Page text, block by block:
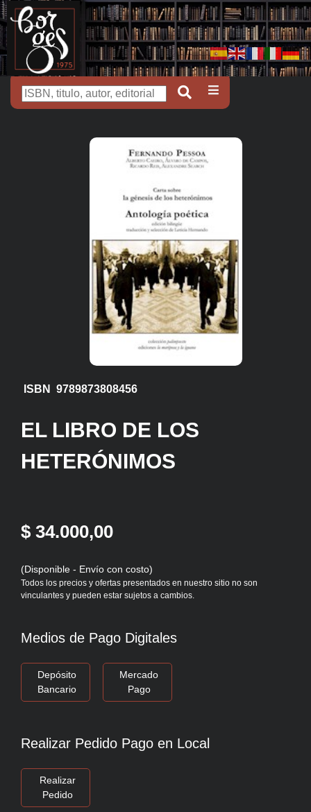
ISBN 9789873808456
EL LIBRO DE LOS
HETERÓNIMOS
$ 34.000,00
(Disponible - Envío con costo)
Todos los precios y ofertas presentados en nuestro sitio no son
vinculantes y pueden estar sujetos a cambios.
Medios de Pago Digitales
Depósito
Bancario
Mercado
Pago
Realizar Pedido Pago en Local
Realizar
Pedido